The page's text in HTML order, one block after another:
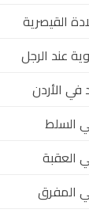
القيصرية
عند الرجل
في الأردن
السلط
العقبة
المفرق